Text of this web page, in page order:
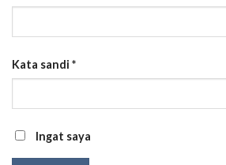
Kata sandi *
Ingat saya